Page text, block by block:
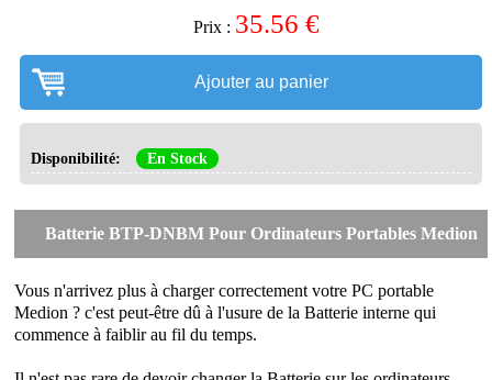
Prix : 35.56 €
Ajouter au panier
Disponibilité: En Stock
Batterie BTP-DNBM Pour Ordinateurs Portables Medion
Vous n'arrivez plus à charger correctement votre PC portable
Medion ? c'est peut-être dû à l'usure de la Batterie interne qui
commence à faiblir au fil du temps.